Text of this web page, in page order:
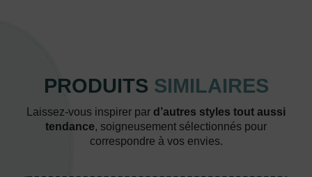
PRODUITS SIMILAIRES
Laissez-vous inspirer par d’autres styles tout aussi
tendance, soigneusement sélectionnés pour
correspondre à vos envies.